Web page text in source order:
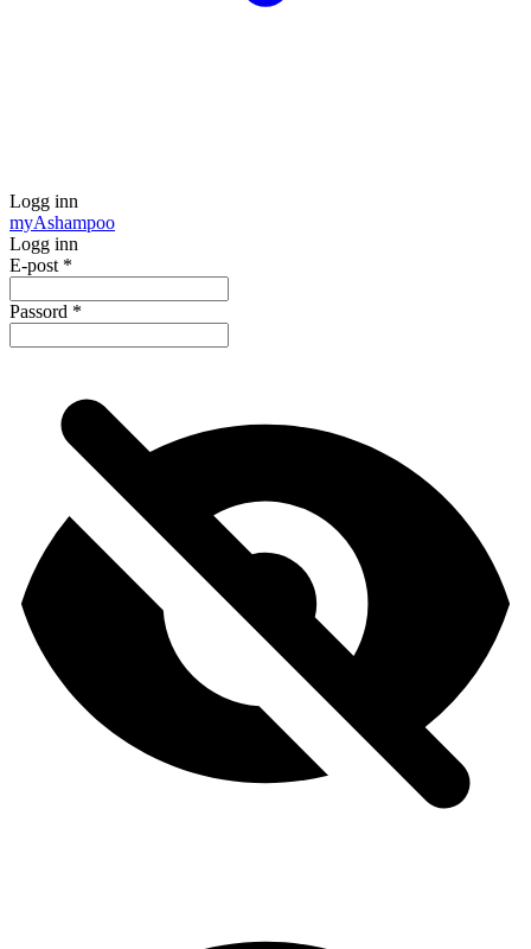
Logg inn
myAshampoo
Logg inn
E-post *
Passord *